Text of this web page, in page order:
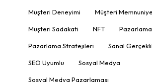
Müşteri Deneyimi Müşteri
Müşteri Sadakati NFT Pazarlama
Pazarlama Stratejileri Sanal
SEO Uyumlu Sosyal Medya
Sosyal Medya Pazarlaması